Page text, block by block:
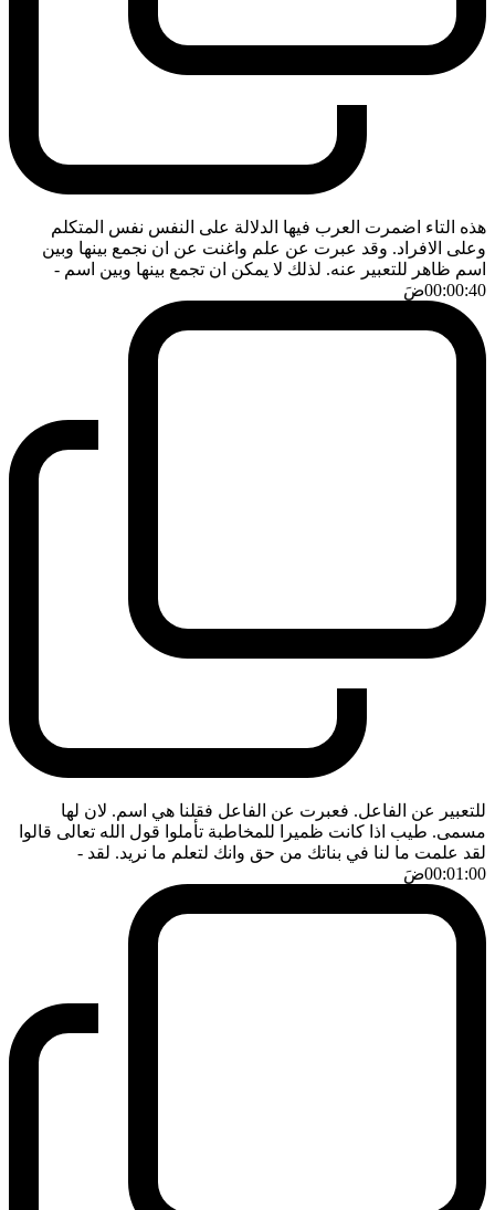
هذه التاء اضمرت العرب فيها الدلالة على النفس نفس المتكلم
وعلى الافراد. وقد عبرت عن علم واغنت عن ان نجمع بينها وبين
اسم ظاهر للتعبير عنه. لذلك لا يمكن ان تجمع بينها وبين اسم -
00:00:40ضَ
للتعبير عن الفاعل. فعبرت عن الفاعل فقلنا هي اسم. لان لها
مسمى. طيب اذا كانت ظميرا للمخاطبة تأملوا قول الله تعالى قالوا
لقد علمت ما لنا في بناتك من حق وانك لتعلم ما نريد. لقد -
00:01:00ضَ